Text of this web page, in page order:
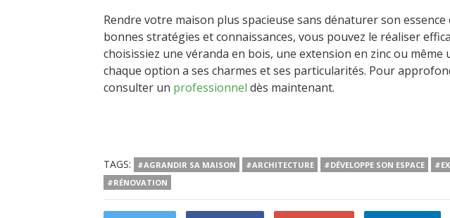
Rendre votre maison plus spacieuse sans dénaturer son essence
bonnes stratégies et connaissances, vous pouvez le réaliser
choisissiez une véranda en bois, une extension en zinc ou même
chaque option a ses charmes et ses particularités. Pour
consulter un professionnel dès maintenant.
TAGS: #AGRANDIR SA MAISON #ARCHITECTURE #DÉVELOPPE SON ESPACE
#RÉNOVATION